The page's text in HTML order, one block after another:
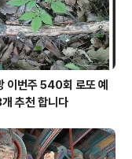
이번주 540회 로또 예
추천 합니다